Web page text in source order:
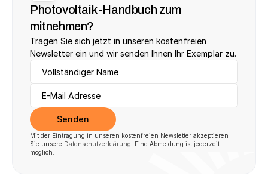
Photovoltaik -Handbuch zum
mitnehmen?
Tragen Sie sich jetzt in unseren kostenfreien
Newsletter ein und wir senden Ihnen Ihr Exemplar zu.
Senden
Mit der Eintragung in unseren kostenfreien Newsletter akzeptieren
Sie unsere Datenschutzerklärung . Eine Abmeldung ist jederzeit
möglich.